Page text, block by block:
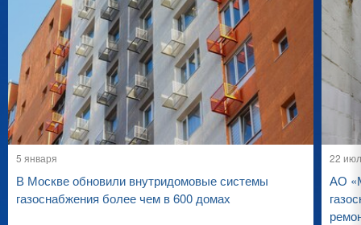
5 января
В Москве обновили внутридомовые системы
газоснабжения более чем в 600 домах
22
АО